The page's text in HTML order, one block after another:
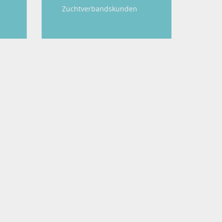
Zuchtverbandskunden